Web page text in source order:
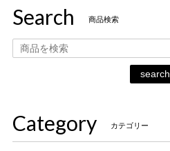
Search 商品検索
search
Category カテゴリー